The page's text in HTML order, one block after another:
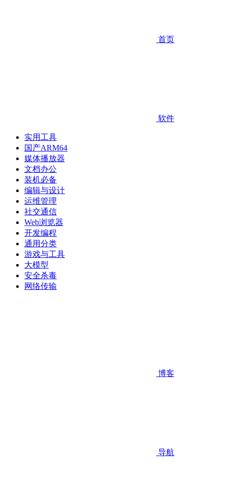
首页
软件
实用工具
国产ARM64
媒体播放器
文档办公
装机必备
编辑与设计
运维管理
社交通信
Web浏览器
开发编程
通用分类
游戏与工具
大模型
安全杀毒
网络传输
博客
导航